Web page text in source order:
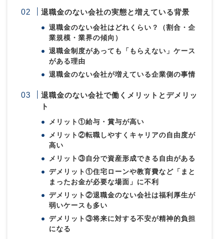
退職金のない会社の実態と増えている背景
退職金のない会社はどれくらい？（割合・企
業規模・業界の傾向）
退職金制度があっても「もらえない」ケース
がある理由
退職金のない会社が増えている企業側の事情
退職金のない会社で働くメリットとデメリッ
ト
メリット①給与・賞与が高い
メリット②転職しやすくキャリアの自由度が
高い
メリット③自分で資産形成できる自由がある
デメリット①住宅ローンや教育費など「まと
まったお金が必要な場面」に不利
デメリット②退職金のない会社は福利厚生が
弱いケースも多い
デメリット③将来に対する不安が精神的負担
になる